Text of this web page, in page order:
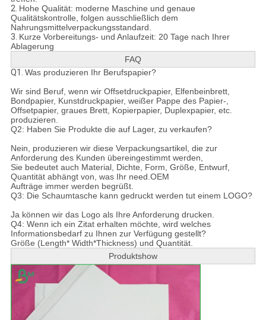
2. Hohe Qualität: moderne Maschine und genaue
Qualitätskontrolle, folgen ausschließlich dem
Nahrungsmittelverpackungsstandard.
3. Kurze Vorbereitungs- und Anlaufzeit: 20 Tage nach Ihrer
Ablagerung
FAQ
Q1. Was produzieren Ihr Berufspapier?
Wir sind Beruf, wenn wir Offsetdruckpapier, Elfenbeinbrett,
Bondpapier, Kunstdruckpapier, weißer Pappe des Papier-,
Offsetpapier, graues Brett, Kopierpapier, Duplexpapier, etc.
produzieren.
Q2: Haben Sie Produkte die auf Lager, zu verkaufen?
Nein, produzieren wir diese Verpackungsartikel, die zur
Anforderung des Kunden übereingestimmt werden,
Sie bedeutet auch Material, Dichte, Form, Größe, Entwurf,
Quantität abhängt von, was Ihr need.OEM
Aufträge immer werden begrüßt.
Q3: Die Schaumtasche kann gedruckt werden tut einem LOGO?
Ja können wir das Logo als Ihre Anforderung drucken.
Q4: Wenn ich ein Zitat erhalten möchte, wird welches
Informationsbedarf zu Ihnen zur Verfügung gestellt?
Größe (Length* Width*Thickness) und Quantität.
Produktshow